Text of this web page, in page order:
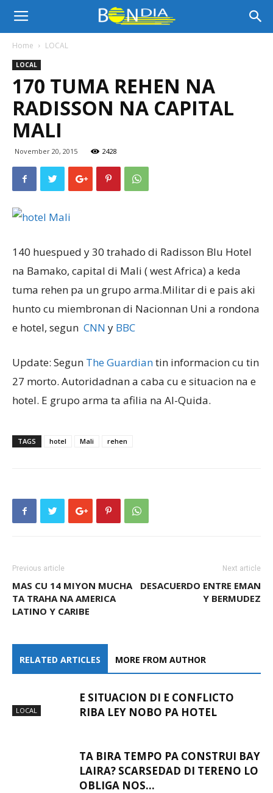
Bon
Dia
Aruba
Noticia
Aruba
Home LOCAL
LOCAL
170 TUMA REHEN NA
RADISSON NA CAPITAL
MALI
November 20, 2015 2428
140 huespued y 30 trahado di Radisson Blu Hotel
na Bamako, capital di Mali ( west Africa) a keda
tuma rehen pa un grupo arma.Militar di e pais aki
hunto cu miembronan di Nacionnan Uni a rondona
e hotel, segun CNN y BBC
Update: Segun The Guardiantin informacion cu tin
27 morto. Autoridadnan a caba cu e situacion na e
hotel. E grupo arma ta afilia na Al-Quida.
TAGS hotel Mali rehen
Previous article
MAS CU 14 MIYON MUCHA
TA TRAHA NA AMERICA
LATINO Y CARIBE
Next article
DESACUERDO ENTRE EMAN
Y BERMUDEZ
RELATED ARTICLES MORE FROM AUTHOR
LOCAL
E SITUACION DI E CONFLICTO
RIBA LEY NOBO PA HOTEL
TA BIRA TEMPO PA CONSTRUI BAY
LAIRA? SCARSEDAD DI TERENO LO
OBLIGA NOS…